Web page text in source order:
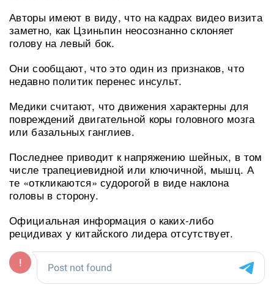
Авторы имеют в виду, что на кадрах видео визита
заметно, как Цзиньпин неосознанно склоняет
голову на левый бок.
Они сообщают, что это один из признаков, что
недавно политик перенес инсульт.
Медики считают, что движения характерны для
повреждений двигательной коры головного мозга
или базальных ганглиев.
Последнее приводит к напряжению шейных, в том
числе трапециевидной или ключичной, мышц. А
те «откликаются» судорогой в виде наклона
головы в сторону.
Официальная информация о каких-либо
рецидивах у китайского лидера отсутствует.